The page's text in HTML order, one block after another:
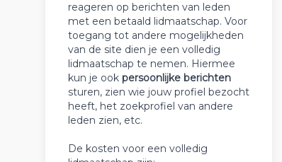
reageren op berichten van leden
met een betaald lidmaatschap. Voor
toegang tot andere mogelijkheden
van de site dien je een volledig
lidmaatschap te nemen. Hiermee
kun je ook persoonlijke berichten
sturen, zien wie jouw profiel bezocht
heeft, het zoekprofiel van andere
leden zien, etc.
De kosten voor een volledig